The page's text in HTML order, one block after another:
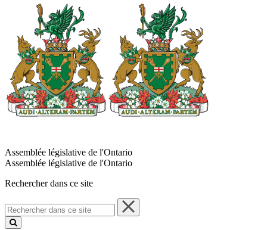
Assemblée législative de l'Ontario
Assemblée législative de l'Ontario
Rechercher dans ce site
Rechercher
dans
ce